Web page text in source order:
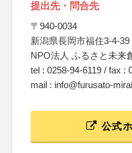
提出先・問合先
〒940‐0034
新潟県長岡市福住3-4-39
NPO法人 ふるさと未来
tel : 0258-94-6119 / fax :
mail : info@furusato-
公式